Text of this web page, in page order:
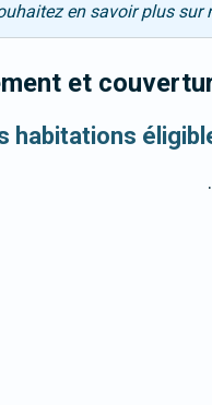
en savoir plus sur
et
habitations